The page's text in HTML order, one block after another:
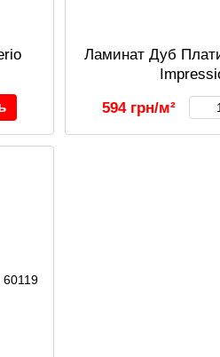
Ламинат Дуб
594 грн/м²